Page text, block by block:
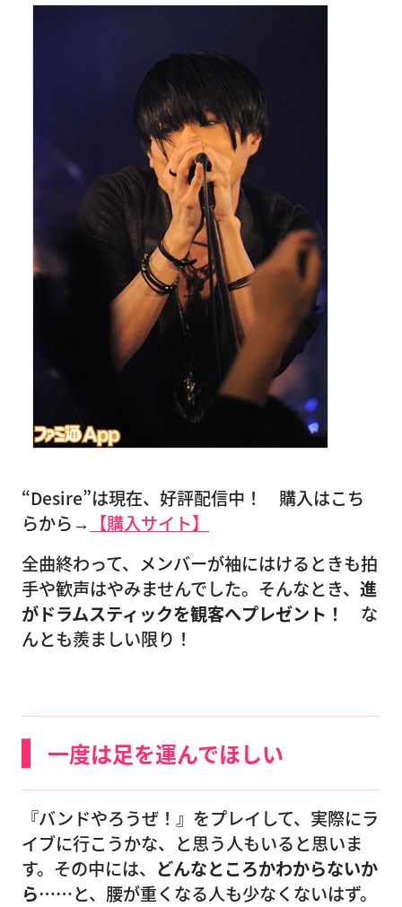
“Desire”は現在、好評配信中！ 購入はこち
らから→ 【購入サイト】
全曲終わって、メンバーが袖にはけるときも拍
手や歓声はやみませんでした。そんなとき、 進
がドラムスティックを観客へプレゼント！
な
んとも羨ましい限り！
一度は足を運んでほしい
『バンドやろうぜ！』をプレイして、実際にラ
イブに行こうかな、と思う人もいると思いま
す。その中には、 どんなところかわからないか
ら……と、腰が重くなる人も少なくないはず。